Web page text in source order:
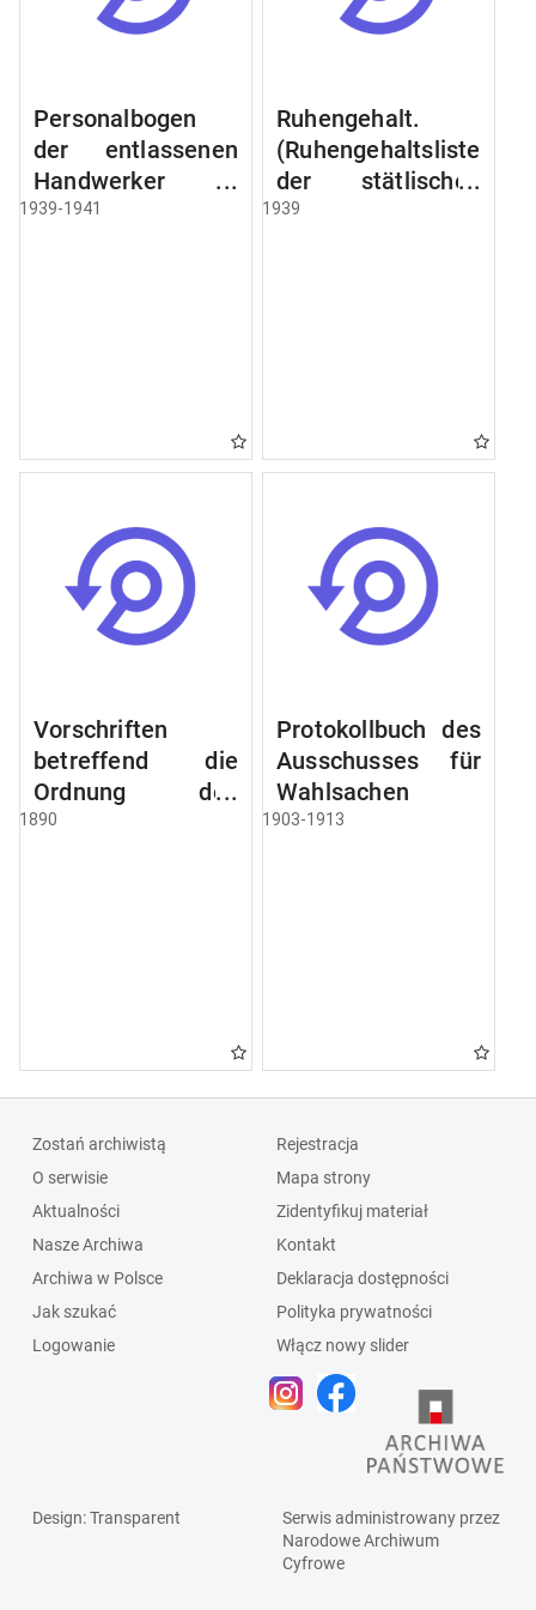
Personalbogen
der entlassenen
Handwerker u.
Arbeiter des
1939-1941
Ruhengehalt.
(Ruhengehaltsliste
der stätlischen
Beamten u.
Raczyński! Schen
Bibliothek).
1939
Vorschriften
betreffend die
Ordnung des
Geschäftsganges
1890
Protokollbuch des
Ausschusses für
Wahlsachen
1903-1913
Zostań archiwistą
O serwisie
Aktualności
Nasze Archiwa
Archiwa w Polsce
Jak szukać
Logowanie
Rejestracja
Mapa strony
Zidentyfikuj materiał
Kontakt
Deklaracja dostępności
Polityka prywatności
Włącz nowy slider
Design: Transparent
Serwis administrowany przez
Narodowe Archiwum
Cyfrowe